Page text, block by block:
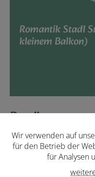
Romantik Stadl
kleinem Balkon)
Details
Romantik Stadl
kleinem Balkon)
Wir verwenden auf
für den Betrieb der
für Analysen